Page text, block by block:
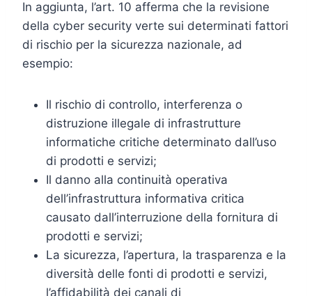
In aggiunta, l’art. 10 afferma che la revisione
della cyber security verte sui determinati fattori
di rischio per la sicurezza nazionale, ad
esempio:
Il rischio di controllo, interferenza o
distruzione illegale di infrastrutture
informatiche critiche determinato dall’uso
di prodotti e servizi;
Il danno alla continuità operativa
dell’infrastruttura informativa critica
causato dall’interruzione della fornitura di
prodotti e servizi;
La sicurezza, l’apertura, la trasparenza e la
diversità delle fonti di prodotti e servizi,
l’affidabilità dei canali di